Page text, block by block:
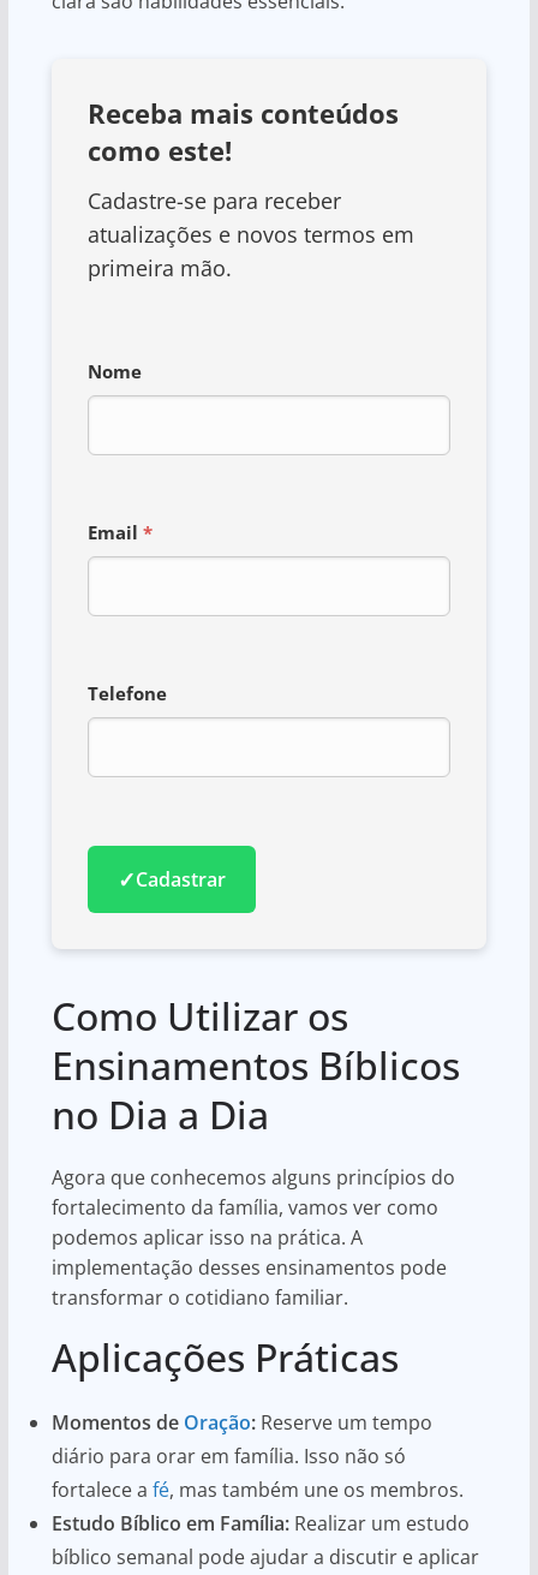
Receba mais conteúdos
como este!
Cadastre-se para receber
atualizações e novos termos em
primeira mão.
Nome
Email *
Telefone
✓Cadastrar
Como Utilizar os
Ensinamentos Bíblicos
no Dia a Dia
Agora que conhecemos alguns princípios do
fortalecimento da família, vamos ver como
podemos aplicar isso na prática. A
implementação desses ensinamentos pode
transformar o cotidiano familiar.
Aplicações Práticas
Momentos de Oração:Reserve um tempo
diário para orar em família. Isso não só
fortalece a fé, mas também une os membros.
Estudo Bíblico em Família:Realizar um estudo
bíblico semanal pode ajudar a discutir e aplicar